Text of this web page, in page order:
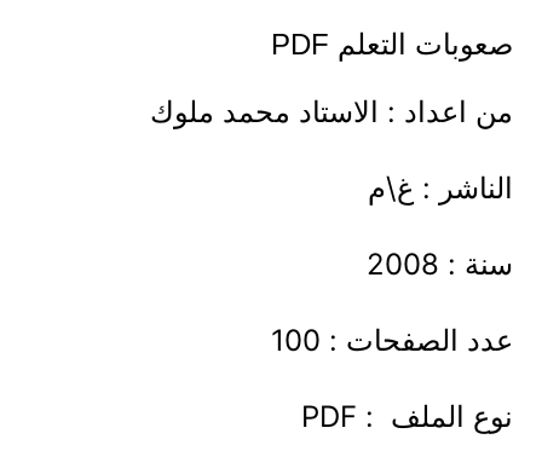
صعوبات التعلم PDF
من اعداد : الاستاد محمد ملوك
الناشر : غ\م
سنة : 2008
عدد الصفحات : 100
نوع الملف : PDF